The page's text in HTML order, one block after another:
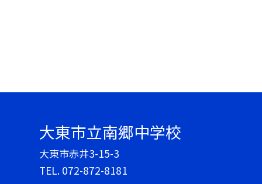
大東市立南郷中学校
大東市赤井3-15-3
TEL. 072-872-8181